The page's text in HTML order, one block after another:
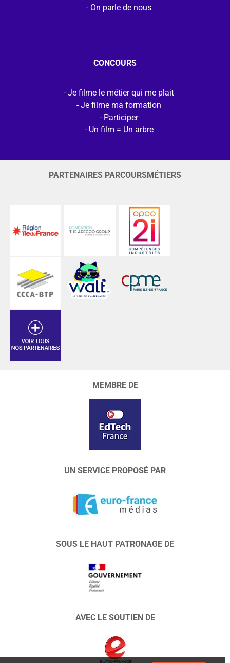
On parle de nous
CONCOURS
Je filme le métier qui me plait
Je filme ma formation
Participer
Un film = Un arbre
PARTENAIRES PARCOURSMÉTIERS
MEMBRE DE
UN SERVICE PROPOSÉ PAR
SOUS LE HAUT PATRONAGE DE
AVEC LE SOUTIEN DE